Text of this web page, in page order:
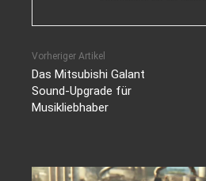
Vorheriger Artikel
Das Mitsubishi Galant
Sound-Upgrade für
Musikliebhaber